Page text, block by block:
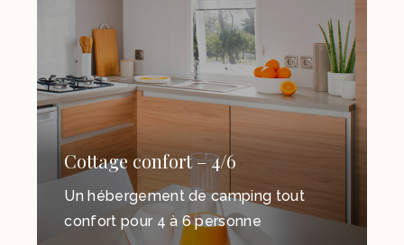
Cottage confort – 4/6
Un hébergement de camping tout
confort pour 4 à 6 personne